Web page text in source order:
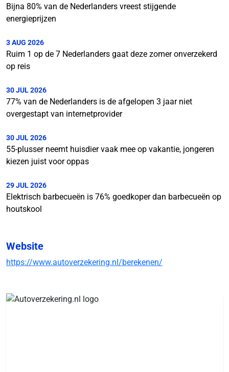
Bijna 80% van de Nederlanders vreest stijgende
energieprijzen
3 AUG 2026
Ruim 1 op de 7 Nederlanders gaat deze zomer onverzekerd
op reis
30 JUL 2026
77% van de Nederlanders is de afgelopen 3 jaar niet
overgestapt van internetprovider
30 JUL 2026
55-plusser neemt huisdier vaak mee op vakantie, jongeren
kiezen juist voor oppas
29 JUL 2026
Elektrisch barbecueën is 76% goedkoper dan barbecueën op
houtskool
Website
https://www.autoverzekering.nl/berekenen/